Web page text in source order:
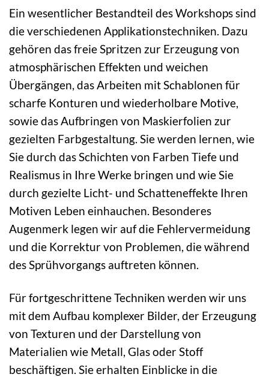
Ein wesentlicher Bestandteil des Workshops sind
die verschiedenen Applikationstechniken. Dazu
gehören das freie Spritzen zur Erzeugung von
atmosphärischen Effekten und weichen
Übergängen, das Arbeiten mit Schablonen für
scharfe Konturen und wiederholbare Motive,
sowie das Aufbringen von Maskierfolien zur
gezielten Farbgestaltung. Sie werden lernen, wie
Sie durch das Schichten von Farben Tiefe und
Realismus in Ihre Werke bringen und wie Sie
durch gezielte Licht- und Schatteneffekte Ihren
Motiven Leben einhauchen. Besonderes
Augenmerk legen wir auf die Fehlervermeidung
und die Korrektur von Problemen, die während
des Sprühvorgangs auftreten können.
Für fortgeschrittene Techniken werden wir uns
mit dem Aufbau komplexer Bilder, der Erzeugung
von Texturen und der Darstellung von
Materialien wie Metall, Glas oder Stoff
beschäftigen. Sie erhalten Einblicke in die